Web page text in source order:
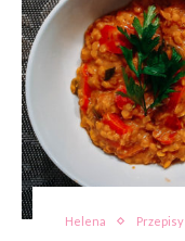
Helena Przepisy